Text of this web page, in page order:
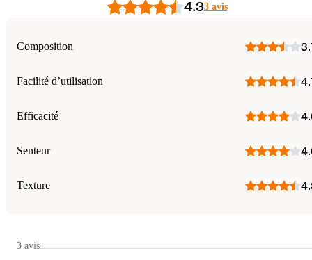
4.33 avis
Composition
Facilité d’utilisation
Efficacité
Senteur
Texture
3 avis